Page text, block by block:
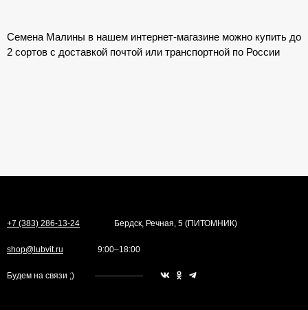
Семена Малины в нашем интернет-магазине можно купить до
2 сортов с доставкой почтой или транспортной по России
+7 (383) 286-13-24 Бердск, Речная, 5 (ПИТОМНИК)
shop@lubvit.ru 9:00–18:00
Будем на связи ;)